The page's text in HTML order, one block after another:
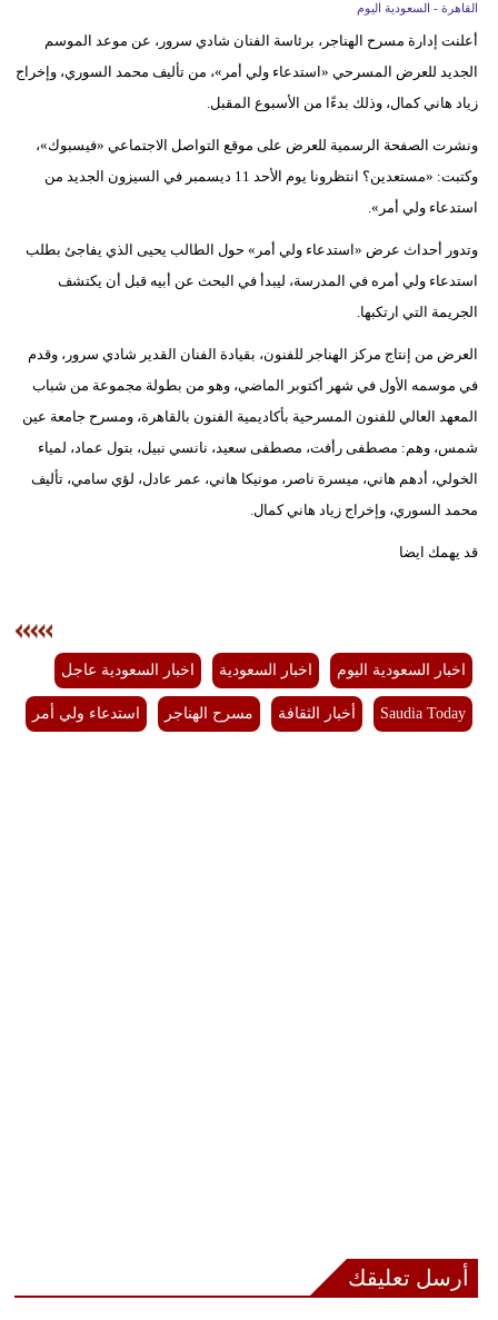
علوم
وتكنولوجيا
مدوَّنات
القاهرة - السعودية اليوم
أعلنت إدارة مسرح الهناجر، برئاسة الفنان شادي سرور، عن موعد الموسم
الجديد للعرض المسرحي «استدعاء ولي أمر»، من تأليف محمد السوري، وإخراج
زياد هاني كمال، وذلك بدءًا من الأسبوع المقبل.
ونشرت الصفحة الرسمية للعرض على موقع التواصل الاجتماعي «فيسبوك»،
وكتبت: «مستعدين؟ انتظرونا يوم الأحد 11 ديسمبر في السيزون الجديد من
استدعاء ولي أمر».
وتدور أحداث عرض «استدعاء ولي أمر» حول الطالب يحيى الذي يفاجئ بطلب
استدعاء ولي أمره في المدرسة، ليبدأ في البحث عن أبيه قبل أن يكتشف
الجريمة التي ارتكبها.
العرض من إنتاج مركز الهناجر للفنون، بقيادة الفنان القدير شادي سرور، وقدم
في موسمه الأول في شهر أكتوبر الماضي، وهو من بطولة مجموعة من شباب
المعهد العالي للفنون المسرحية بأكاديمية الفنون بالقاهرة، ومسرح جامعة عين
شمس، وهم: مصطفى رأفت، مصطفى سعيد، نانسي نبيل، بتول عماد، لمياء
الخولي، أدهم هاني، ميسرة ناصر، مونيكا هاني، عمر عادل، لؤي سامي، تأليف
محمد السوري، وإخراج زياد هاني كمال.
قد يهمك ايضا
اخبار السعودية اليوم اخبار السعودية اخبار السعودية عاجل
Saudia Today أخبار الثقافة مسرح الهناجر استدعاء ولي أمر
أرسل تعليقك